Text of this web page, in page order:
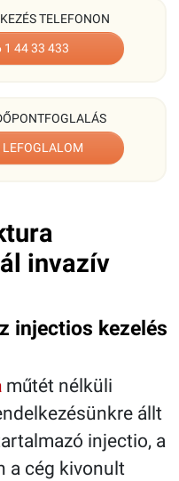
TELEFONON
1 44 33 433
LEFOGLALOM
invazív
injectios kezelés
műtét nélküli
állt
injectio, a
a cég kivonult